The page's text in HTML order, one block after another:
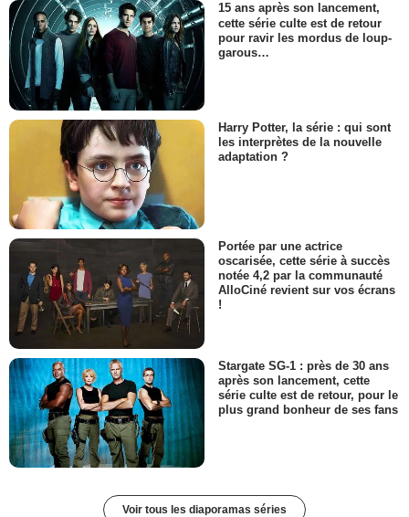
15 ans après son lancement,
cette série culte est de retour
pour ravir les mordus de loup-
garous…
Harry Potter, la série : qui sont
les interprètes de la nouvelle
adaptation ?
Portée par une actrice
oscarisée, cette série à succès
notée 4,2 par la communauté
AlloCiné revient sur vos écrans
!
Stargate SG-1 : près de 30 ans
après son lancement, cette
série culte est de retour, pour le
plus grand bonheur de ses fans
Voir tous les diaporamas séries